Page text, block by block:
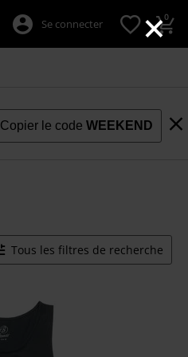
×
Se connecter 0
Copier le codeWEEKEND
Tous les filtres de recherche